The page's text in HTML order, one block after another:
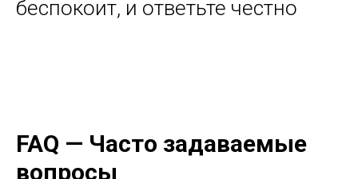
беспокоит, и ответьте честно
FAQ — Часто задаваемые
вопросы